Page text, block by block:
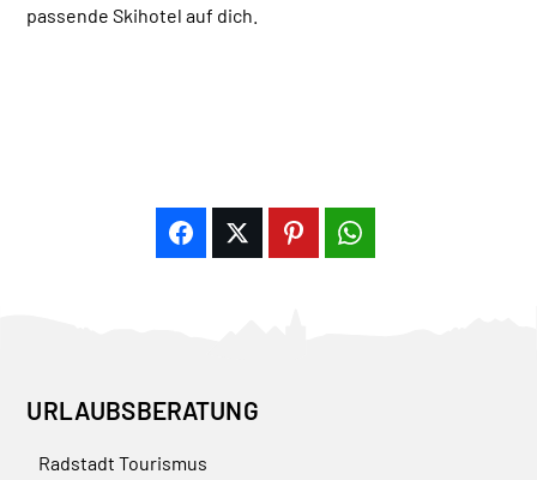
passende Skihotel auf dich.
URLAUBSBERATUNG
Radstadt Tourismus